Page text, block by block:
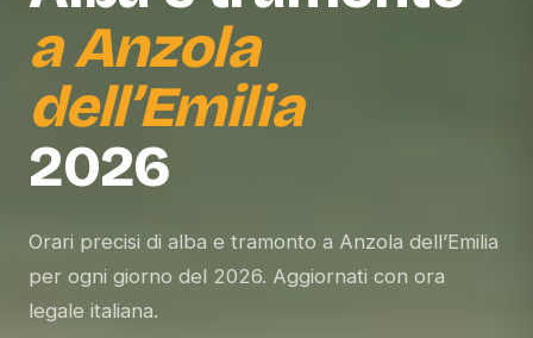
aAnzola
dell’Emilia
2026
Orari precisi di alba e tramonto a Anzola dell’Emilia
per ogni giorno del 2026. Aggiornati con ora
legale italiana.